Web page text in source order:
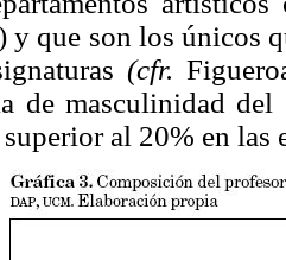
y que son los únicos
(cfr.
de masculinidad
al 20% en las